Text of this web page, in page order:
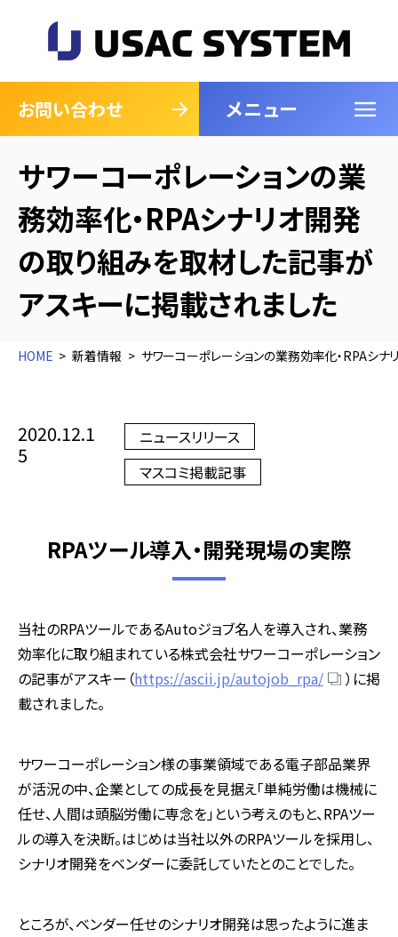
お問い合わせ メニュー
閉じる
サワーコーポレーションの業
務効率化・RPAシナリオ開発
の取り組みを取材した記事が
アスキーに掲載されました
HOME 新着情報 サワーコーポレーションの業務効率化・RPAシ
2020.12.1
5
ニュースリリース
マスコミ掲載記事
RPAツール導入・開発現場の実際
当社のRPAツールであるAutoジョブ名人を導入され、業務
効率化に取り組まれている株式会社サワーコーポレーション
の記事がアスキー（https://ascii.jp/autojob_rpa/
）に掲
載されました。
サワーコーポレーション様の事業領域である電子部品業界
が活況の中、企業としての成長を見据え「単純労働は機械に
任せ、人間は頭脳労働に専念を」という考えのもと、RPAツー
ルの導入を決断。はじめは当社以外のRPAツールを採用し、
シナリオ開発をベンダーに委託していたとのことでした。
ところが、ベンダー任せのシナリオ開発は思ったように進ま